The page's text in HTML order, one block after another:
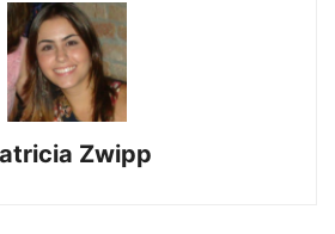
Zwipp